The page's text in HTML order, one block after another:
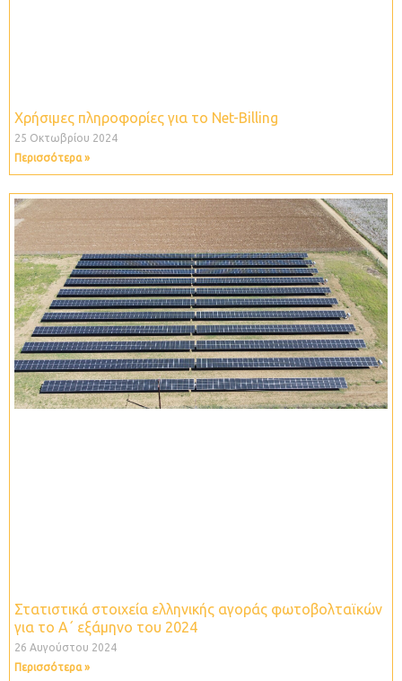
Χρήσιμες πληροφορίες για το Net-Billing
25 Οκτωβρίου 2024
Περισσότερα »
Στατιστικά στοιχεία ελληνικής αγοράς φωτοβολταϊκών
για το Α΄ εξάμηνο του 2024
26 Αυγούστου 2024
Περισσότερα »